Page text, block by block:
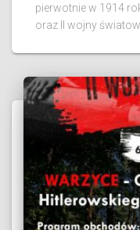
pierwotnie w 1914
oraz II wojny